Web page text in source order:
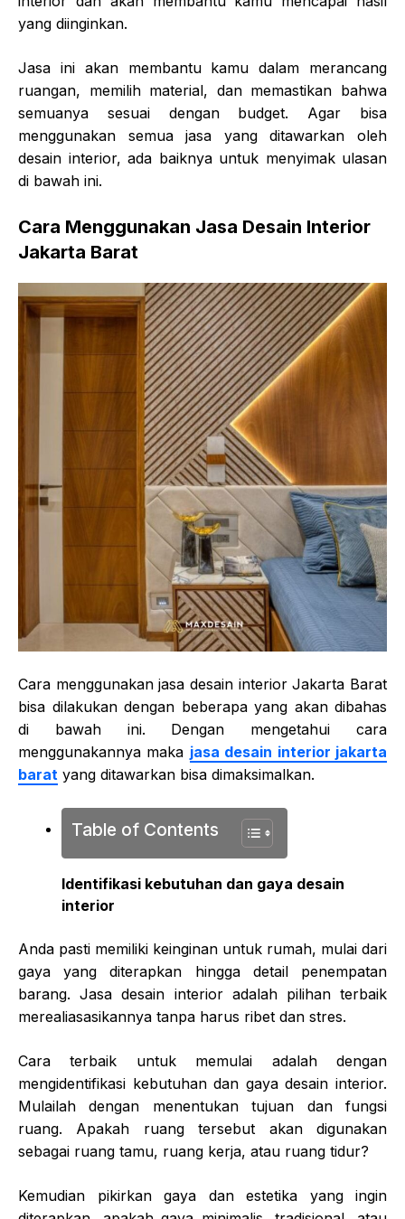
yang diinginkan.
Jasa ini akan membantu kamu dalam merancang
ruangan, memilih material, dan memastikan bahwa
semuanya sesuai dengan budget. Agar bisa
menggunakan semua jasa yang ditawarkan oleh
desain interior, ada baiknya untuk menyimak ulasan
di bawah ini.
Cara Menggunakan Jasa Desain Interior
Jakarta Barat
Cara menggunakan jasa desain interior Jakarta Barat
bisa dilakukan dengan beberapa yang akan dibahas
di bawah ini. Dengan mengetahui cara
menggunakannya maka jasa desain interior jakarta
barat yang ditawarkan bisa dimaksimalkan.
Table of Contents
Identifikasi kebutuhan dan gaya desain
interior
Anda pasti memiliki keinginan untuk rumah, mulai dari
gaya yang diterapkan hingga detail penempatan
barang. Jasadesain interioradalah pilihan terbaik
merealiasasikannya tanpa harus ribet dan stres.
Cara terbaik untuk memulai adalah dengan
mengidentifikasi kebutuhan dan gaya desain interior.
Mulailah dengan menentukan tujuan dan fungsi
ruang. Apakah ruang tersebut akan digunakan
sebagai ruang tamu, ruang kerja, atau ruang tidur?
Kemudian pikirkan gaya dan estetika yang ingin